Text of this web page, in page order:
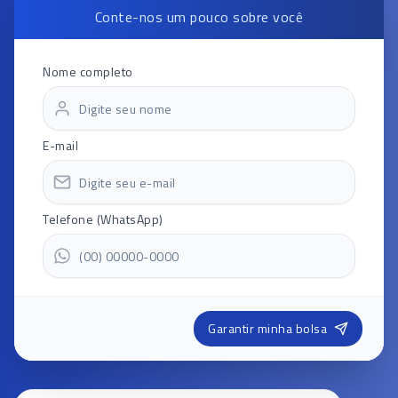
Conte-nos um pouco sobre você
Nome completo
E-mail
Telefone (WhatsApp)
Garantir minha bolsa